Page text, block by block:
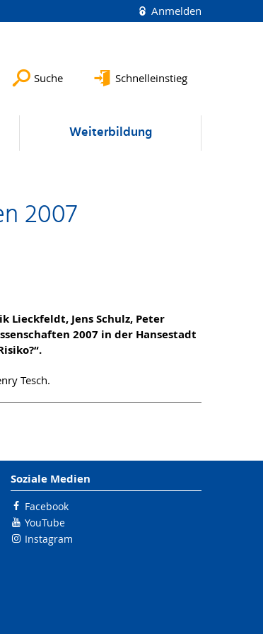
Anmelden
Suche Schnelleinstieg
Weiterbildung
2007
Lieckfeldt, Jens Schulz, Peter
2007 in der Hansestadt
Tesch.
Soziale Medien
Facebook
YouTube
Instagram